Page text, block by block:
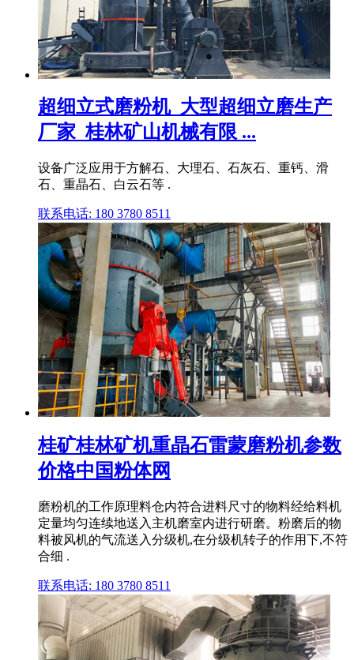
超细立式磨粉机_大型超细立磨生产
厂家_桂林矿山机械有限 ...
设备广泛应用于方解石、大理石、石灰石、重钙、滑
石、重晶石、白云石等 .
联系电话: 180 3780 8511
桂矿桂林矿机重晶石雷蒙磨粉机参数
价格中国粉体网
磨粉机的工作原理料仓内符合进料尺寸的物料经给料机
定量均匀连续地送入主机磨室内进行研磨。粉磨后的物
料被风机的气流送入分级机,在分级机转子的作用下,不符
合细 .
联系电话: 180 3780 8511